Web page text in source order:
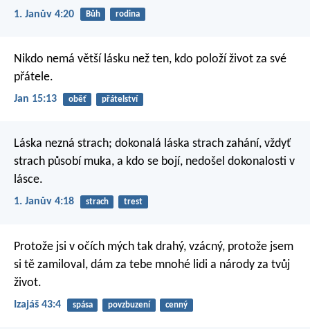
1. Janův 4:20 Bůh rodina
Nikdo nemá větší lásku než ten, kdo položí život za své
přátele.
Jan 15:13 oběť přátelství
Láska nezná strach; dokonalá láska strach zahání, vždyť
strach působí muka, a kdo se bojí, nedošel dokonalosti v
lásce.
1. Janův 4:18 strach trest
Protože jsi v očích mých tak drahý, vzácný, protože jsem
si tě zamiloval, dám za tebe mnohé lidi a národy za tvůj
život.
Izajáš 43:4 spása povzbuzení cenný